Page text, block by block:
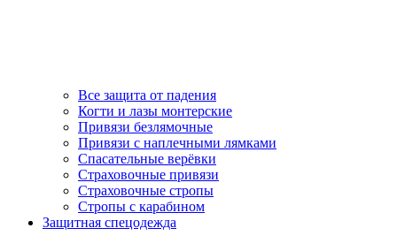
Все защита от падения
Когти и лазы монтерские
Привязи безлямочные
Привязи с наплечными лямками
Спасательные верёвки
Страховочные привязи
Страховочные стропы
Стропы с карабином
Защитная спецодежда